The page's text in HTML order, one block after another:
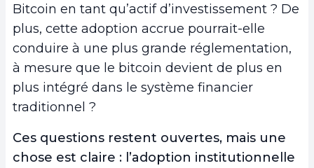
Bitcoin en tant qu’actif d’investissement ? De
plus, cette adoption accrue pourrait-elle
conduire à une plus grande réglementation,
à mesure que le bitcoin devient de plus en
plus intégré dans le système financier
traditionnel ?
Ces questions restent ouvertes, mais une
chose est claire : l’adoption institutionnelle